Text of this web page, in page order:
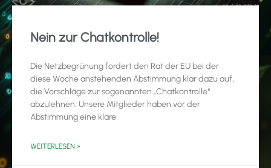
Nein zur Chatkontrolle!
Die Netzbegrünung fordert den Rat der EU bei der
diese Woche anstehenden Abstimmung klar dazu auf,
die Vorschläge zur sogenannten „Chatkontrolle“
abzulehnen. Unsere Mitglieder haben vor der
Abstimmung eine klare
WEITERLESEN »